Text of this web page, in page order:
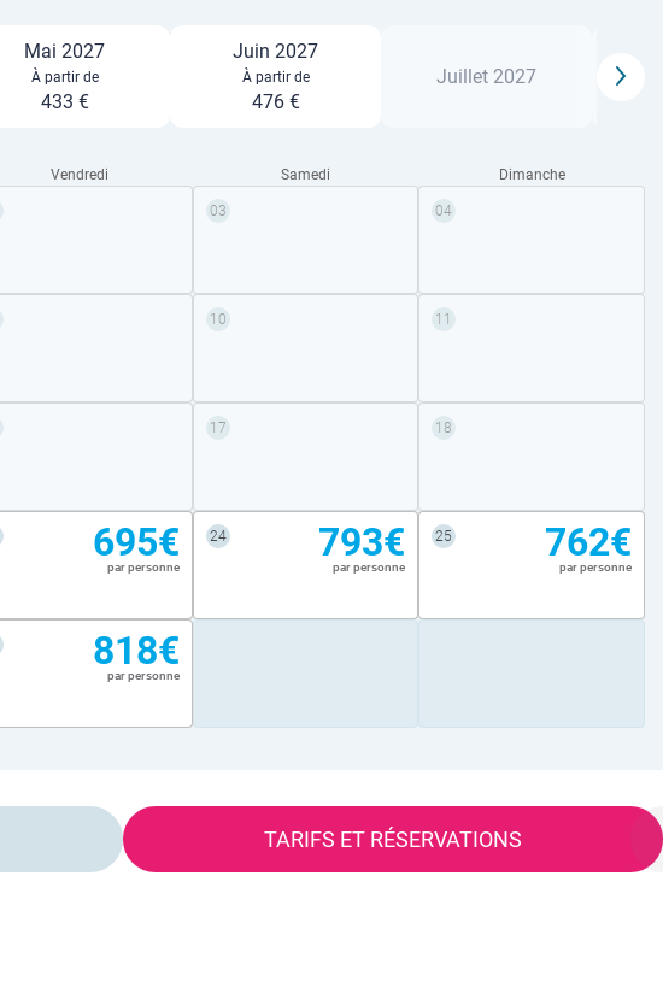
Mai 2027
À partir de
433 €
Juin 2027
À partir de
476 €
Juillet 2027
Vendredi Samedi Dimanche
03 04
10 11
17 18
695€
par personne
24 793€
par personne
25 762€
par personne
818€
par personne
TARIFS ET RÉSERVATIONS